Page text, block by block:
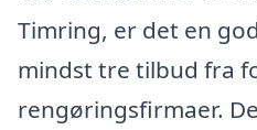
Timring, er det en
mindst tre tilbud fra
rengøringsfirmaer.